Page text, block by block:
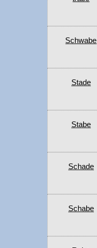
Schwabe
Stade
Stabe
Schade
Schabe